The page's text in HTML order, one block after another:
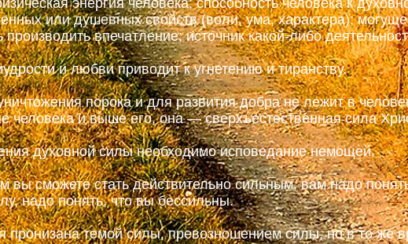
энергия человека; способность человека к
или душевных свойств (воли, ума, характера);
производить впечатление; источник какой-либо
и любви приводит к угнетению и тиранству.
порока и для развития добра не лежит в
человека и выше его, она — сверхъестественная сила
духовной силы необходимо исповедание немощей.
сможете стать действительно сильным, вам надо
надо понять, что вы бессильны.
темой силы, превозношением силы, но в то же